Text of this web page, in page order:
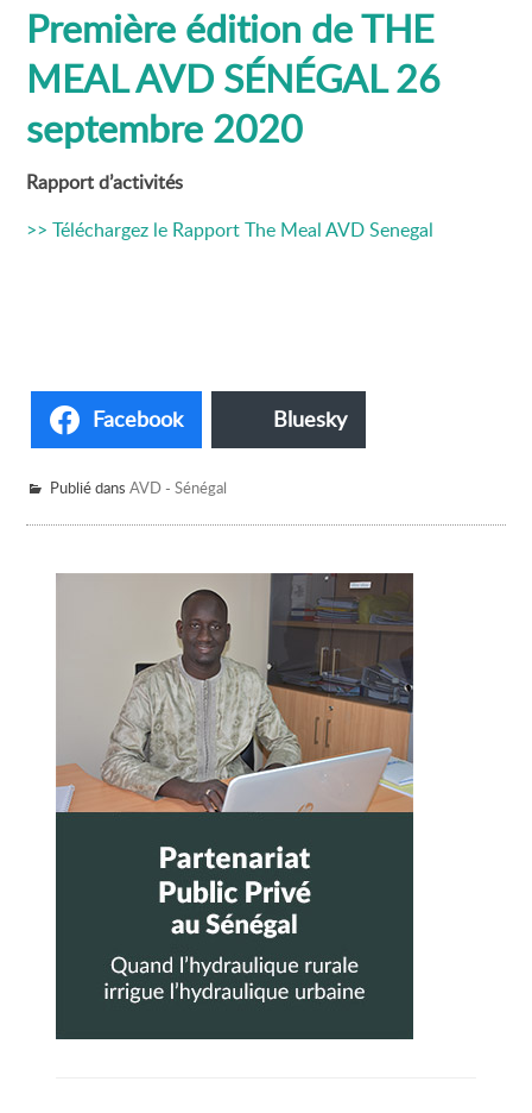
Première édition de THE
MEAL AVD SÉNÉGAL 26
septembre 2020
Rapport d’activités
>> Téléchargez le Rapport The Meal AVD Senegal
Facebook Bluesky
Publié dansAVD - Sénégal
principale